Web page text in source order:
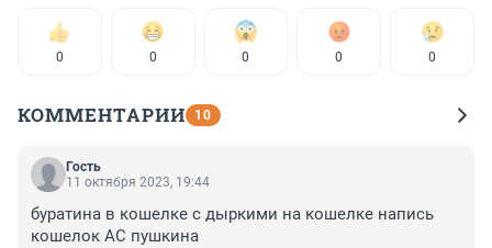
0 0 0 0 0
КОММЕНТАРИИ 10
Гость
11 октября 2023, 19:44
буратина в кошелке с дыркими на кошелке напись
кошелок АС пушкина